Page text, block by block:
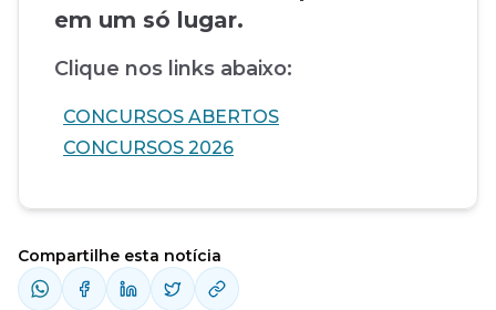
em um só lugar.
Clique nos links abaixo:
CONCURSOS ABERTOS
CONCURSOS 2026
Compartilhe esta notícia